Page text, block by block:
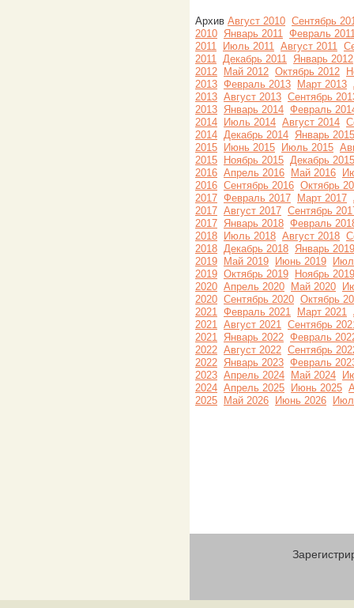
Архив Август 2010 Сентябрь
2010 Январь 2011 Февраль
2011
Июль 2011 Август 2011
2011 Декабрь 2011 Январь 2012
2012
Май 2012 Октябрь 2012
2013 Февраль 2013 Март 2013
2013 Август 2013 Сентябрь
2013 Январь 2014 Февраль
2014
Июль 2014 Август 2014
2014 Декабрь 2014 Январь 2015
2015
Июнь 2015 Июль 2015
2015
Ноябрь 2015 Декабрь 2015
2016 Апрель 2016 Май 2016
2016 Сентябрь 2016 Октябрь
2017 Февраль 2017 Март 2017
2017 Август 2017 Сентябрь
2017 Январь 2018 Февраль
2018
Июль 2018 Август 2018
2018 Декабрь 2018 Январь 2019
2019
Май 2019 Июнь 2019
2019 Октябрь 2019
Ноябрь 2019
2020 Апрель 2020 Май 2020
2020 Сентябрь 2020 Октябрь
2021 Февраль 2021 Март 2021
2021 Август 2021 Сентябрь
2021 Январь 2022 Февраль
2022 Август 2022 Сентябрь
2022 Январь 2023 Февраль
2023 Апрель 2024 Май 2024
2024 Апрель 2025 Июнь 2025
2025
Май 2026 Июнь 2026